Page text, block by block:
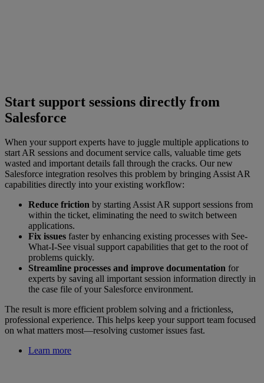
Start support sessions directly from
Salesforce
When your support experts have to juggle multiple applications to
start AR sessions and document service calls, valuable time gets
wasted and important details fall through the cracks. Our new
Salesforce integration resolves this problem by bringing Assist AR
capabilities directly into your existing workflow:
Reduce friction by starting Assist AR support sessions from
within the ticket, eliminating the need to switch between
applications.
Fix issues faster by enhancing existing processes with See-
What-I-See visual support capabilities that get to the root of
problems quickly.
Streamline processes and improve documentation for
experts by saving all important session information directly in
the case file of your Salesforce environment.
The result is more efficient problem solving and a frictionless,
professional experience. This helps keep your support team focused
on what matters most—resolving customer issues fast.
Learn more